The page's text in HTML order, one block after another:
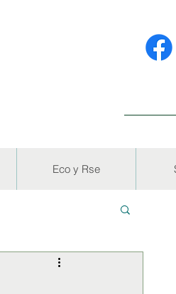
Eco y Rse
ENTREVISTAS